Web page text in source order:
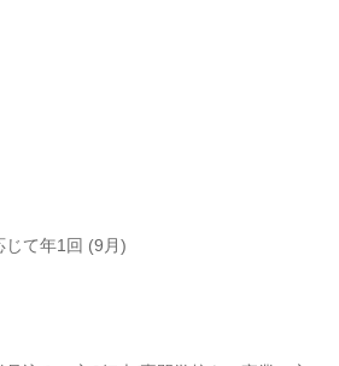
じて年1回 (9月)